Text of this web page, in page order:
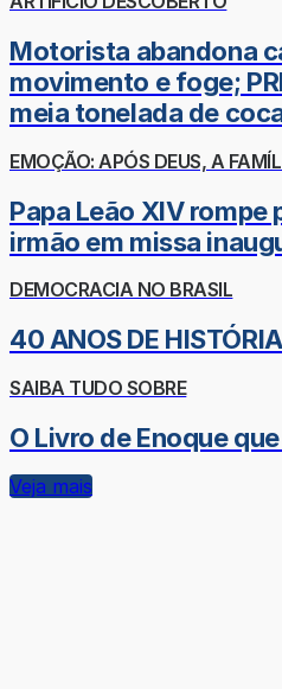
Motorista abandona
movimento e foge;
meia tonelada de
EMOÇÃO: APÓS DEUS, A
Papa Leão XIV
irmão em missa
DEMOCRACIA NO BRASIL
40 ANOS DE HISTÓRIA
SAIBA TUDO SOBRE
O Livro de Enoque
Veja mais